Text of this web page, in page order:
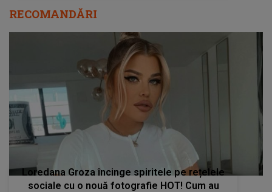
RECOMANDĂRI
Loredana Groza încinge spiritele pe rețelele
sociale cu o nouă fotografie HOT! Cum au